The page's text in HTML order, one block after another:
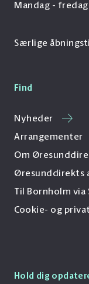
Mandag - fredag
Særlige
Find
Nyheder
Arrangementer
Om
Øresunddirekts
Til Bornholm via
Cookie- og
Hold dig